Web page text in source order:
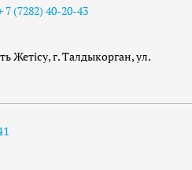
7 (7282) 40-20-43
Жетісу, г. Талдыкорган, ул.